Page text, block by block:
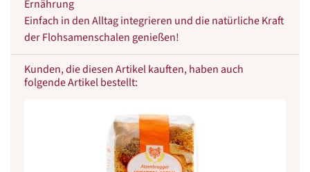
Ernährung
Einfach in den Alltag integrieren und die natürliche Kraft
der Flohsamenschalen genießen!
Kunden, die diesen Artikel kauften, haben auch
folgende Artikel bestellt: